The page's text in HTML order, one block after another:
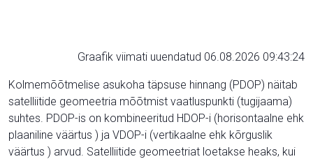
Graafik viimati uuendatud 06.08.2026 09:43:24
Kolmemõõtmelise asukoha täpsuse hinnang (PDOP) näitab
satelliitide geomeetria mõõtmist vaatluspunkti (tugijaama)
suhtes. PDOP-is on kombineeritud HDOP-i (horisontaalne ehk
plaaniline väärtus ) ja VDOP-i (vertikaalne ehk kõrguslik
väärtus ) arvud. Satelliitide geomeetriat loetakse heaks, kui